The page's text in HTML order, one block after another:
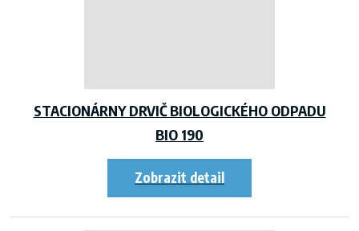
STACIONÁRNY DRVIČ BIOLOGICKÉHO ODPADU
BIO 190